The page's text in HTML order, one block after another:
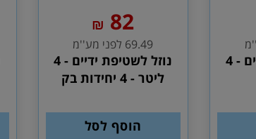
נוזל לשטיפת ידיים - 4
82
₪
69.49 לפני מע''מ
נוזל לשטיפת ידיים - 4
ליטר - 4 יחידות בק
הוסף לסל